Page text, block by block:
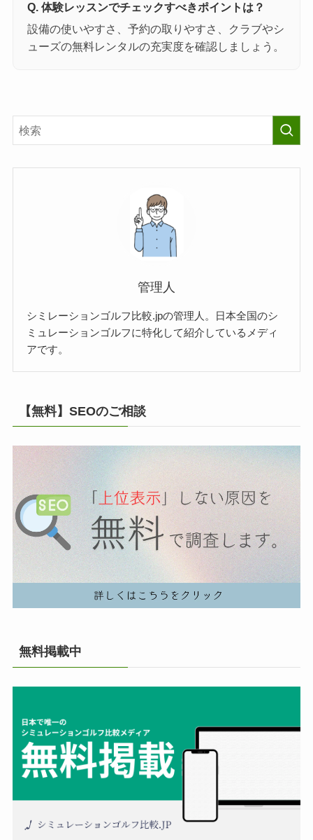
Q. 体験レッスンでチェックすべきポイントは？
設備の使いやすさ、予約の取りやすさ、クラブやシ
ューズの無料レンタルの充実度を確認しましょう。
管理人
シミレーションゴルフ比較.jpの管理人。日本全国のシ
ミュレーションゴルフに特化して紹介しているメディ
アです。
【無料】SEOのご相談
無料掲載中